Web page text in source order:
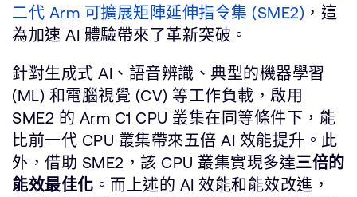
二代 Arm 可擴展矩陣延伸指令集 (SME2) ，這
為加速 AI 體驗帶來了革新突破。
針對生成式 AI、語音辨識、典型的機器學習
(ML) 和電腦視覺 (CV) 等工作負載，啟用
SME2 的 Arm C1 CPU 叢集在同等條件下，能
比前一代 CPU 叢集帶來五倍 AI 效能提升。此
外，借助 SME2，該 CPU 叢集實現多達三倍的
能效最佳化 。而上述的 AI 效能和能效改進，